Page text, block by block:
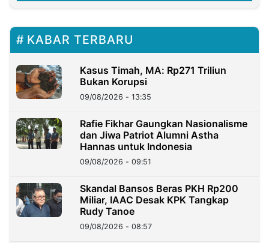
KABAR TERBARU
Kasus Timah, MA: Rp271 Triliun
Bukan Korupsi
09/08/2026 - 13:35
Rafie Fikhar Gaungkan Nasionalisme
dan Jiwa Patriot Alumni Astha
Hannas untuk Indonesia
09/08/2026 - 09:51
Skandal Bansos Beras PKH Rp200
Miliar, IAAC Desak KPK Tangkap
Rudy Tanoe
09/08/2026 - 08:57